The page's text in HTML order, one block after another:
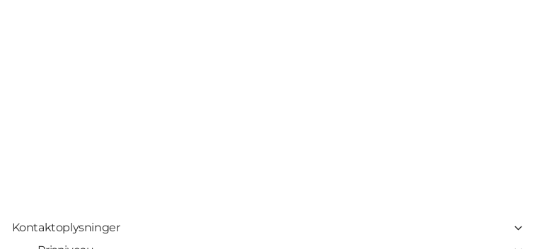
Kontaktoplysninger